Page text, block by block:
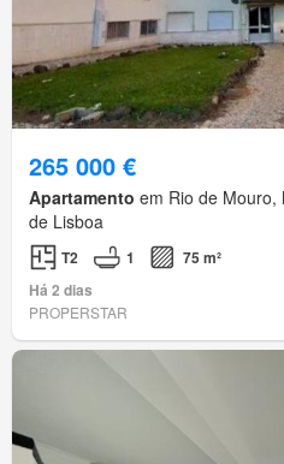
265 000 €
Apartamento em Rio de Mouro,
de Lisboa
T2 1
75 m²
Há 2 dias
PROPERSTAR